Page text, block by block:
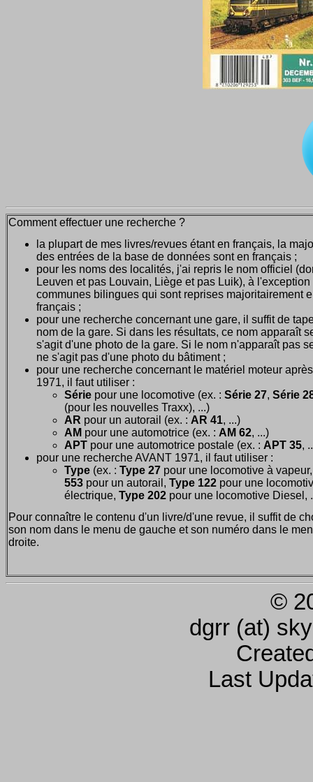
Comment effectuer une recherche ?
la plupart de mes livres/revues étant en français, la
des entrées de la base de données sont en français ;
pour les noms des localités, j'ai repris le nom officiel
Leuven et pas Louvain, Liège et pas Luik), à l'exception
communes bilingues qui sont reprises majoritairement
français ;
pour une recherche concernant une gare, il suffit de
nom de la gare. Si dans les résultats, ce nom apparaît
s'agit d'une photo de la gare. Si le nom n'apparaît pas
ne s'agit pas d'une photo du bâtiment ;
pour une recherche concernant le matériel moteur après
1971, il faut utiliser :
Série pour une locomotive (ex. : Série 27, Série
(pour les nouvelles Traxx), ...)
AR pour un autorail (ex. : AR 41, ...)
AM pour une automotrice (ex. : AM 62, ...)
APT pour une automotrice postale (ex. : APT 35,
pour une recherche AVANT 1971, il faut utiliser :
Type (ex. : Type 27 pour une locomotive à
553 pour un autorail, Type 122 pour une
électrique, Type 202 pour une locomotive Diesel,
Pour connaître le contenu d'un livre/d'une revue, il suffit de
son nom dans le menu de gauche et son numéro dans le
droite.
©
dgrr (at)
Last